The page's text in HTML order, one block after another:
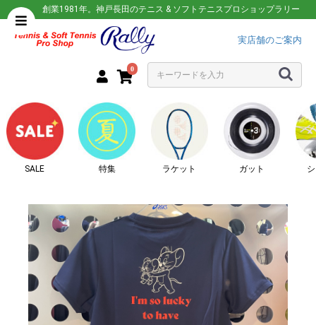
創業1981年。神戸長田のテニス & ソフトテニスプロショップラリー
実店舗のご案内
0
SALE 特集 ラケット ガット